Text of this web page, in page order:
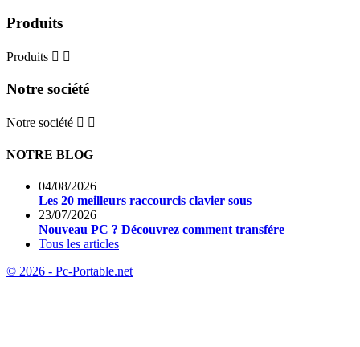
Produits
Produits  
Notre société
Notre société  
NOTRE BLOG
04/08/2026
Les 20 meilleurs raccourcis clavier sous
23/07/2026
Nouveau PC ? Découvrez comment transfére
Tous les articles
© 2026 - Pc-Portable.net